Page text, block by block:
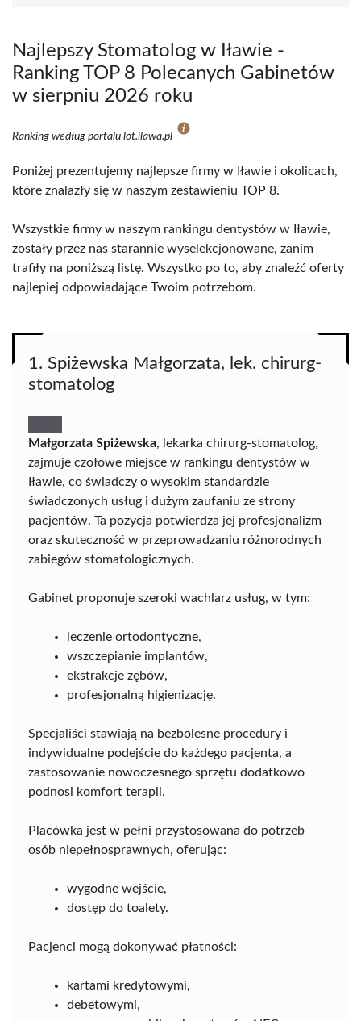
Najlepszy Stomatolog w Iławie -
Ranking TOP 8 Polecanych Gabinetów
w sierpniu 2026 roku
Ranking według portalu lot.ilawa.pl
Poniżej prezentujemy najlepsze firmy w Iławie i okolicach,
które znalazły się w naszym zestawieniu TOP 8.
Wszystkie firmy w naszym rankingu dentystów w Iławie,
zostały przez nas starannie wyselekcjonowane, zanim
trafiły na poniższą listę. Wszystko po to, aby znaleźć oferty
najlepiej odpowiadające Twoim potrzebom.
1. Spiżewska Małgorzata, lek. chirurg-
stomatolog
Małgorzata Spiżewska, lekarka chirurg-stomatolog,
zajmuje czołowe miejsce w rankingu dentystów w
Iławie, co świadczy o wysokim standardzie
świadczonych usług i dużym zaufaniu ze strony
pacjentów. Ta pozycja potwierdza jej profesjonalizm
oraz skuteczność w przeprowadzaniu różnorodnych
zabiegów stomatologicznych.
Gabinet proponuje szeroki wachlarz usług, w tym:
leczenie ortodontyczne,
wszczepianie implantów,
ekstrakcje zębów,
profesjonalną higienizację.
Specjaliści stawiają na bezbolesne procedury i
indywidualne podejście do każdego pacjenta, a
zastosowanie nowoczesnego sprzętu dodatkowo
podnosi komfort terapii.
Placówka jest w pełni przystosowana do potrzeb
osób niepełnosprawnych, oferując:
wygodne wejście,
dostęp do toalety.
Pacjenci mogą dokonywać płatności:
kartami kredytowymi,
debetowymi,